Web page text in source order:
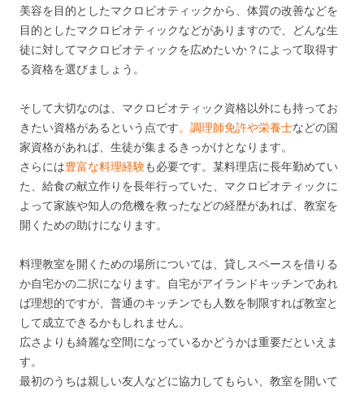
美容を目的としたマクロビオティックから、体質の改善などを
目的としたマクロビオティックなどがありますので、どんな生
徒に対してマクロビオティックを広めたいか？によって取得す
る資格を選びましょう。
そして大切なのは、マクロビオティック資格以外にも持ってお
きたい資格があるという点です。調理師免許や栄養士などの国
家資格があれば、生徒が集まるきっかけとなります。
さらには豊富な料理経験も必要です。某料理店に長年勤めてい
た、給食の献立作りを長年行っていた、マクロビオティックに
よって家族や知人の危機を救ったなどの経歴があれば、教室を
開くための助けになります。
料理教室を開くための場所については、貸しスペースを借りる
か自宅かの二択になります。自宅がアイランドキッチンであれ
ば理想的ですが、普通のキッチンでも人数を制限すれば教室と
して成立できるかもしれません。
広さよりも綺麗な空間になっているかどうかは重要だといえま
す。
最初のうちは親しい友人などに協力してもらい、教室を開いて